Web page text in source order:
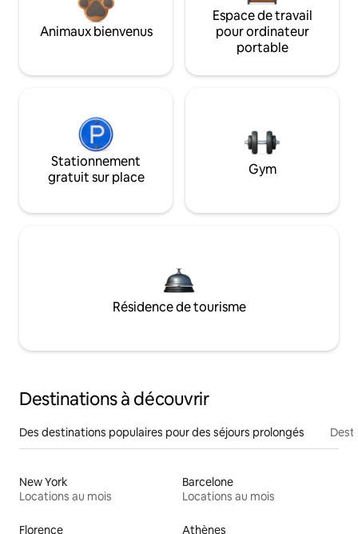
Animaux bienvenus
Espace de travail
pour ordinateur
portable
Stationnement
gratuit sur place
Gym
Résidence de tourisme
Destinations à découvrir
Des destinations populaires pour des séjours prolongés
New York
Locations au mois
Barcelone
Locations au mois
Florence
Athènes